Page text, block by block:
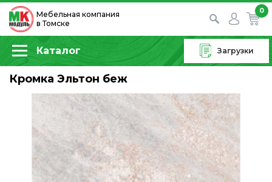
Мебельная компания
в Томске
0
Каталог Загрузки
Кромка Эльтон беж